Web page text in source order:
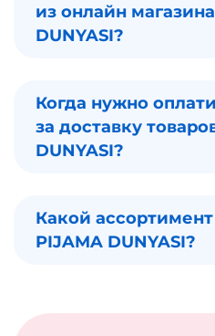
из онлайн
DUNYASI?
Когда нужно
за доставку
DUNYASI?
Какой
PIJAMA DUNYASI?